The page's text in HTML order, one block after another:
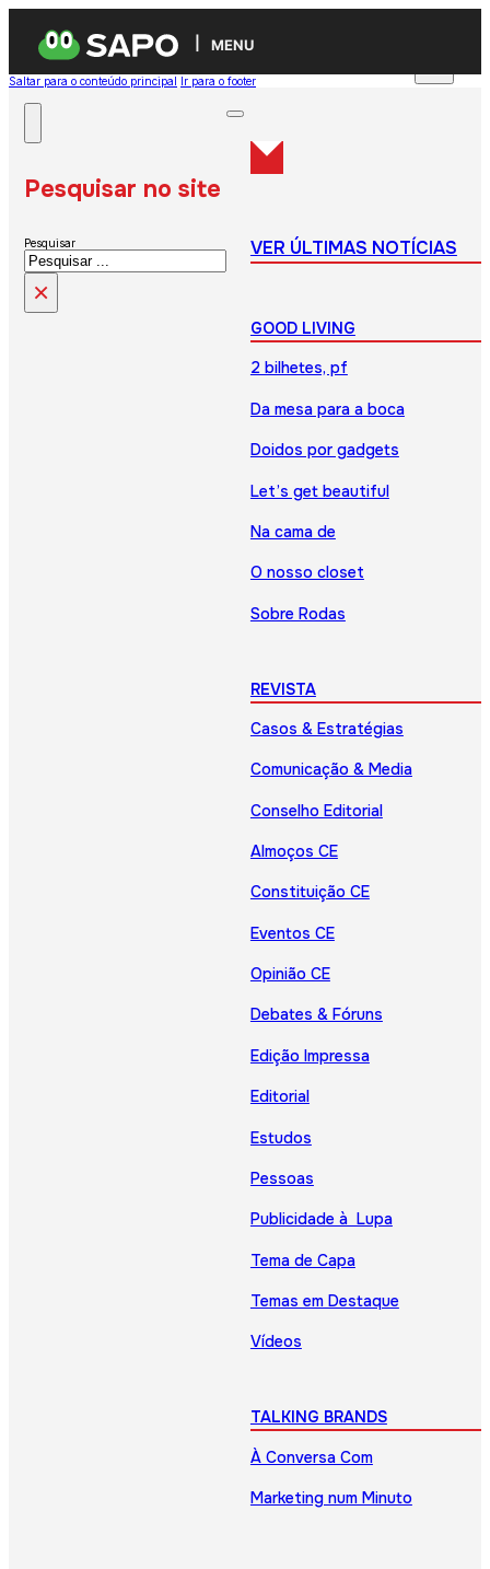
MENU
Saltar para o conteúdo principal Ir para o footer
Pesquisar no site
Pesquisar
×
VER ÚLTIMAS NOTÍCIAS
GOOD LIVING
2 bilhetes, pf
Da mesa para a boca
Doidos por gadgets
Let’s get beautiful
Na cama de
O nosso closet
Sobre Rodas
REVISTA
Casos & Estratégias
Comunicação & Media
Conselho Editorial
Almoços CE
Constituição CE
Eventos CE
Opinião CE
Debates & Fóruns
Edição Impressa
Editorial
Estudos
Pessoas
Publicidade à Lupa
Tema de Capa
Temas em Destaque
Vídeos
TALKING BRANDS
À Conversa Com
Marketing num Minuto